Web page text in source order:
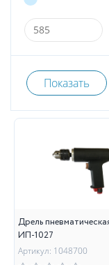
Дрель
ИП-1027
Артикул: 1048700